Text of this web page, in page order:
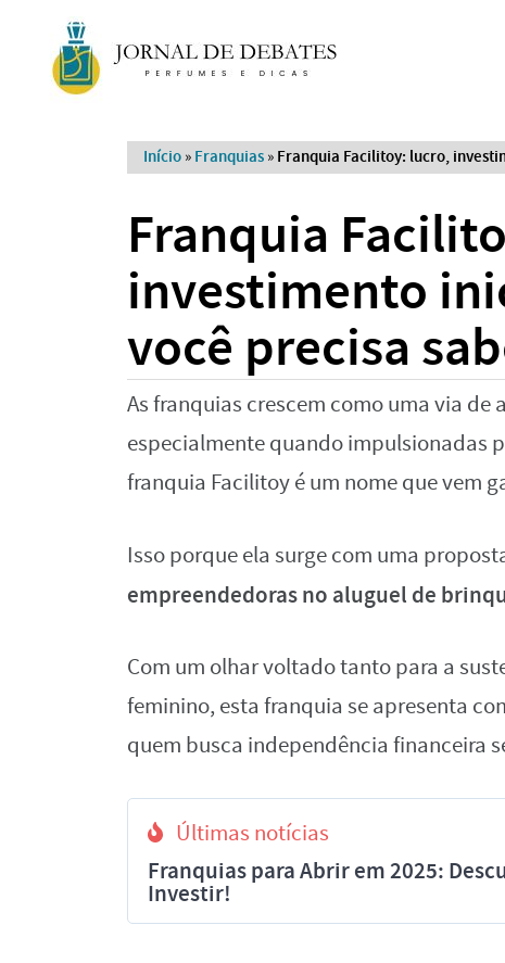
Início » Franquias » Franquia Facilitoy: lucro,
Franquia
investimento
você precisa
As franquias crescem como uma via de
especialmente quando impulsionadas
franquia Facilitoy é um nome que vem
Isso porque ela surge com uma
empreendedoras no aluguel de
Com um olhar voltado tanto para a
feminino, esta franquia se apresenta
quem busca independência financeira
Últimas notícias
Franquias para Abrir em 2025:
Investir!